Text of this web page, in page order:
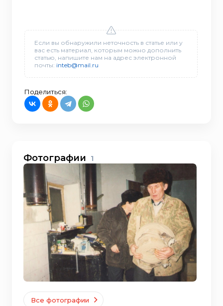
Если вы обнаружили неточность в статье или у
вас есть материал, которым можно дополнить
статью, напишите нам на адрес электронной
почты: inteb@mail.ru
Поделиться:
Фотографии 1
Все фотографии